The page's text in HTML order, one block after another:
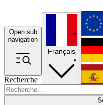
Open sub
navigation
Recherche
Français